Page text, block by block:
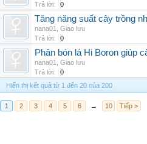
Trả lời:
0
Tăng năng suất cây trồng
nana01
Giao lưu
Trả lời:
0
Phân bón lá Hi Boron giúp
nana01
Giao lưu
Trả lời:
0
Hiển thị kết quả từ 1 đến 20 của 200
1 2 3 4 5 6 → 10 Tiếp >